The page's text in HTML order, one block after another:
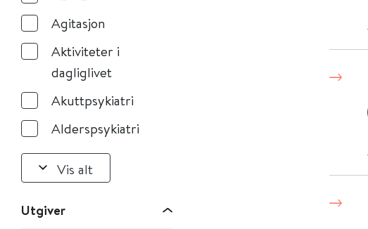
Agitasjon
Aktiviteter i
dagliglivet
Akuttpsykiatri
Alderspsykiatri
Vis alt
Utgiver